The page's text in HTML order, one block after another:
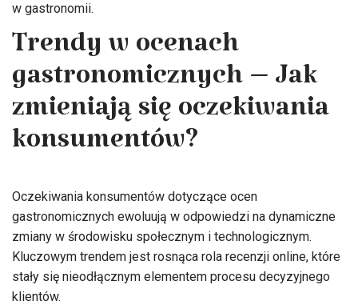
w gastronomii.
Trendy w ocenach
gastronomicznych – Jak
zmieniają się oczekiwania
konsumentów?
Oczekiwania konsumentów dotyczące ocen
gastronomicznych ewoluują w odpowiedzi na dynamiczne
zmiany w środowisku społecznym i technologicznym.
Kluczowym trendem jest rosnąca rola recenzji online, które
stały się nieodłącznym elementem procesu decyzyjnego
klientów.